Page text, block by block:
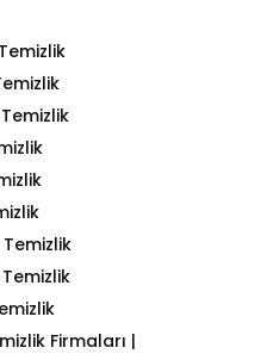
Firmaları |